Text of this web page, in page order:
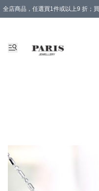
全店商品，任選買1件或以上9 折；